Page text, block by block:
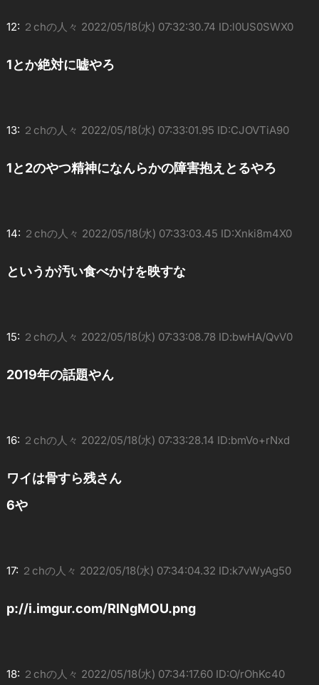
12: ２chの人々 2022/05/18(水) 07:32:30.74 ID:l0US0SWX0
1とか絶対に嘘やろ
13: ２chの人々 2022/05/18(水) 07:33:01.95 ID:CJOVTiA90
1と2のやつ精神になんらかの障害抱えとるやろ
14: ２chの人々 2022/05/18(水) 07:33:03.45 ID:Xnki8m4X0
というか汚い食べかけを映すな
15: ２chの人々 2022/05/18(水) 07:33:08.78 ID:bwHA/QvV0
2019年の話題やん
16: ２chの人々 2022/05/18(水) 07:33:28.14 ID:bmVo+rNxd
ワイは骨すら残さん
6や
17: ２chの人々 2022/05/18(水) 07:34:04.32 ID:k7vWyAg50
p://i.imgur.com/RlNgMOU.png
18: ２chの人々 2022/05/18(水) 07:34:17.60 ID:O/rOhKc40